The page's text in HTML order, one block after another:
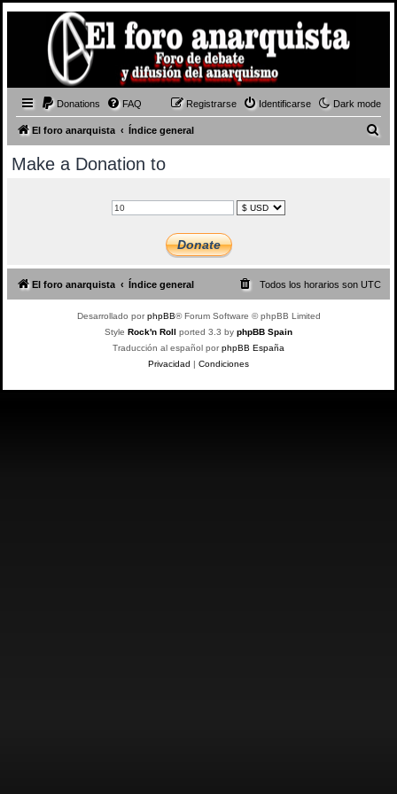
Dark mode
Donations FAQ Identificarse
Registrarse
El foro anarquista Índice general
Make a Donation to
El foro anarquista Índice general Todos los horarios son UTC
Desarrollado porphpBB® Forum Software © phpBB Limited
Style Rock'n Roll ported 3.3 by phpBB Spain
Traducción al español porphpBB España
Privacidad | Condiciones